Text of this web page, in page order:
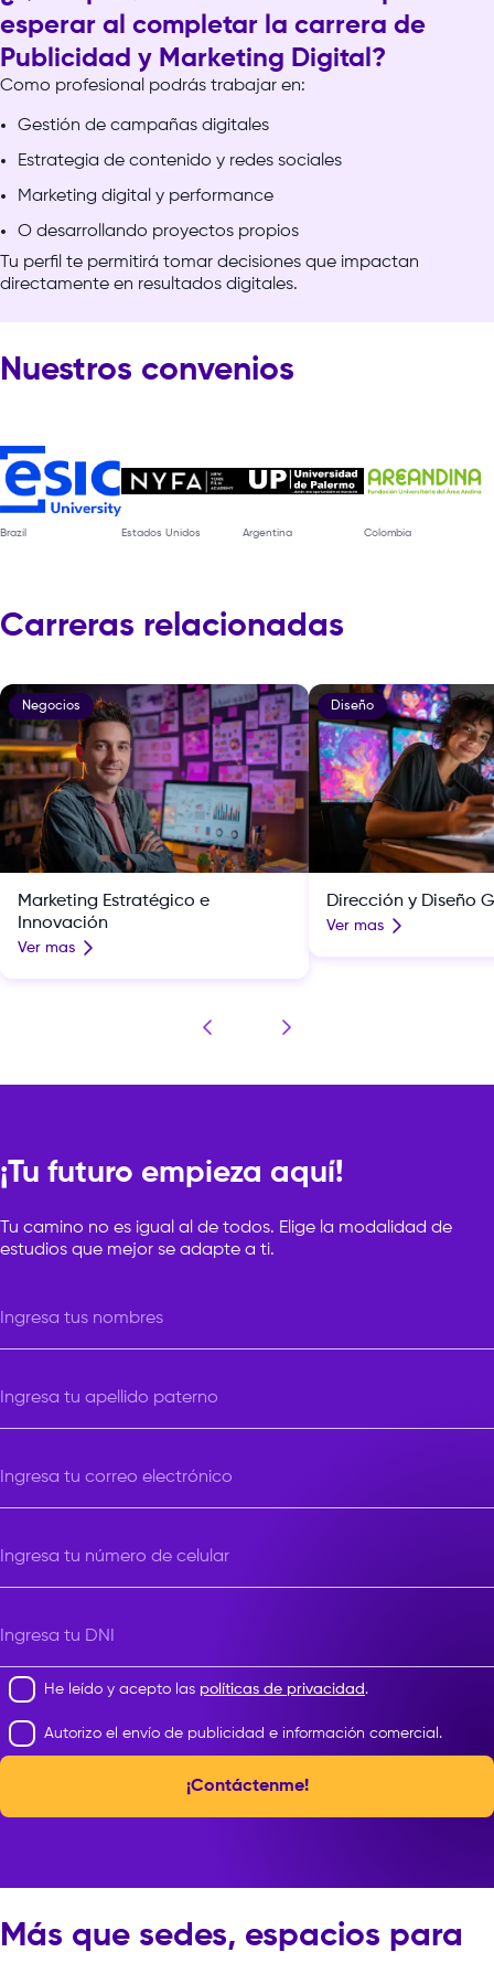
esperar al completar la carrera de
Publicidad y Marketing Digital?
Como profesional podrás trabajar en:
Gestión de campañas digitales
Estrategia de contenido y redes sociales
Marketing digital y performance
O desarrollando proyectos propios
Tu perfil te permitirá tomar decisiones que impactan
directamente en resultados digitales.
Nuestros convenios
Brazil Estados Unidos Argentina Colombia
Carreras relacionadas
Marketing Estratégico e
Innovación
Ver mas
Negocios
Dirección y Diseño
Ver mas
Diseño
¡Tu futuro empieza aquí!
Tu camino no es igual al de todos. Elige la modalidad de
estudios que mejor se adapte a ti.
Ingresa tus nombres
Ingresa tu apellido paterno
Ingresa tu correo electrónico
Ingresa tu número de celular
Ingresa tu DNI
He leído y acepto las políticas de privacidad .
Autorizo el envío de publicidad e información comercial.
¡Contáctenme!
Más que sedes, espacios para